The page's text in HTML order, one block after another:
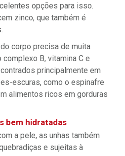
opções para isso.
zinco, que também é
corpo precisa de muita
B, vitamina C e
principalmente em
escuras, como o espinafre
alimentos ricos em gorduras
bem hidratadas
a pele, as unhas também
e sujeitas à